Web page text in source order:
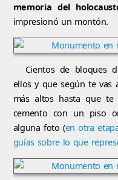
memoria del
impresionó un montón.
Cientos de bloques
ellos y que según te vas
más altos hasta que
cemento con un piso
alguna foto (en otra
guías sobre lo que